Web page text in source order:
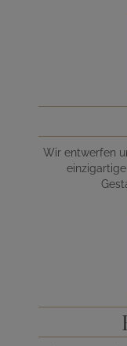
Wir entwerfen